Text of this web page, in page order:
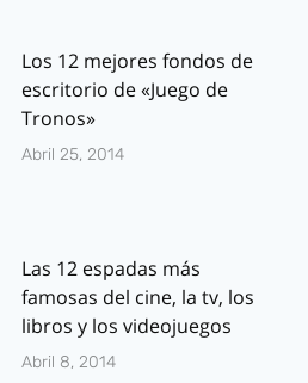
Los 12 mejores fondos de
escritorio de «Juego de
Tronos»
Abril 25, 2014
Las 12 espadas más
famosas del cine, la tv, los
libros y los videojuegos
Abril 8, 2014